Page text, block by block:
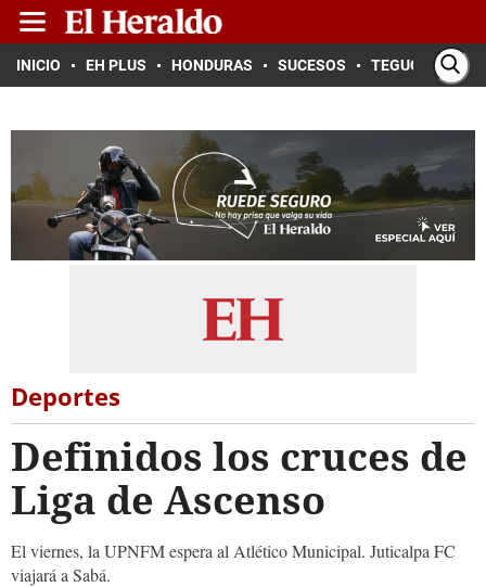
INICIO EH PLUS HONDURAS SUCESOS TEGUCIGALPA
Deportes
Definidos los cruces de
Liga de Ascenso
El viernes, la UPNFM espera al Atlético Municipal. Juticalpa FC
viajará a Sabá.